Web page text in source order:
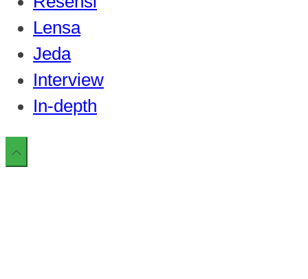
Lensa
Jeda
Interview
In-depth